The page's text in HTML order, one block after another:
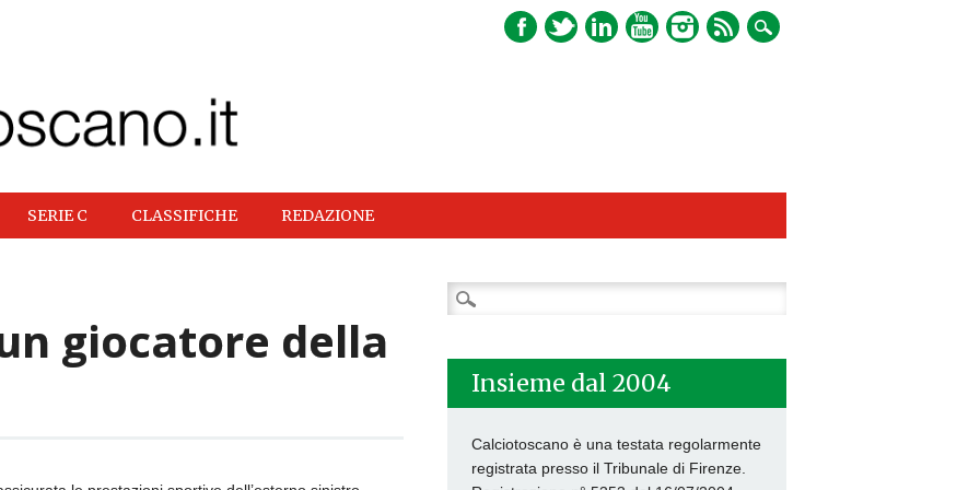
SERIE C CLASSIFICHE REDAZIONE
giocatore della
Ricerca
per:
Insieme dal 2004
Calciotoscano è una testata regolarmente
registrata presso il Tribunale di Firenze.